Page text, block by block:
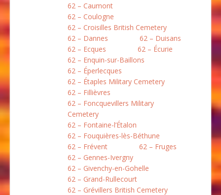
62 – Caumont
62 – Coulogne
62 – Croisilles British Cemetery
62 – Dannes
62 – Duisans
62 – Ecques
62 – Écurie
62 – Enquin-sur-Baillons
62 – Éperlecques
62 – Étaples Military Cemetery
62 – Fillièvres
62 – Foncquevillers Military
Cemetery
62 – Fontaine-l’Étalon
62 – Fouquières-lès-Béthune
62 – Frévent
62 – Fruges
62 – Gennes-Ivergny
62 – Givenchy-en-Gohelle
62 – Grand-Rullecourt
62 – Grévillers British Cemetery